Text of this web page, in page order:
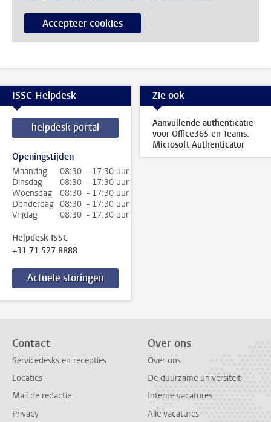
Accepteer cookies
ISSC-Helpdesk
helpdesk portal
Openingstijden
Maandag
08:30 - 17:30 uur
Dinsdag
08:30 - 17:30 uur
Woensdag
08:30 - 17:30 uur
Donderdag 08:30 - 17:30 uur
Vrijdag
08:30 - 17:30 uur
Helpdesk ISSC
+31 71 527 8888
Actuele storingen
Zie ook
Aanvullende authenticatie
voor Office365 en Teams:
Microsoft Authenticator
Contact
Servicedesks en recepties
Locaties
Mail de redactie
Privacy
Over ons
Over ons
De duurzame universiteit
Interne vacatures
Alle vacatures